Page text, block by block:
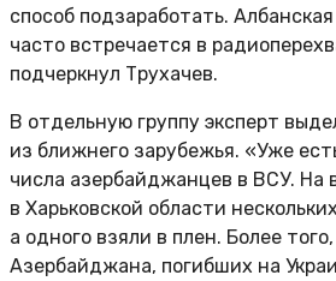
способ подзаработать.
часто встречается в
подчеркнул Трухачев.
В отдельную группу эксперт
из ближнего зарубежья. «Уже
числа азербайджанцев в ВСУ. На
в Харьковской области
а одного взяли в плен. Более
Азербайджана, погибших на